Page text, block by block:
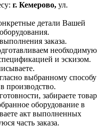
г. Кемерово, ул.
детали Вашей
заказа.
необходимую
и эскизом.
выбранному способу
производство.
забираете товар
оборудование в
акт выполненных
часть заказа.